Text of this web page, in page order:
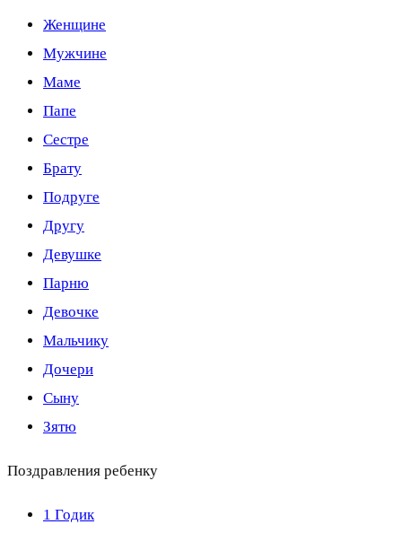
Женщине
Мужчине
Маме
Папе
Сестре
Брату
Подруге
Другу
Девушке
Парню
Девочке
Мальчику
Дочери
Сыну
Зятю
Поздравления ребенку
1 Годик